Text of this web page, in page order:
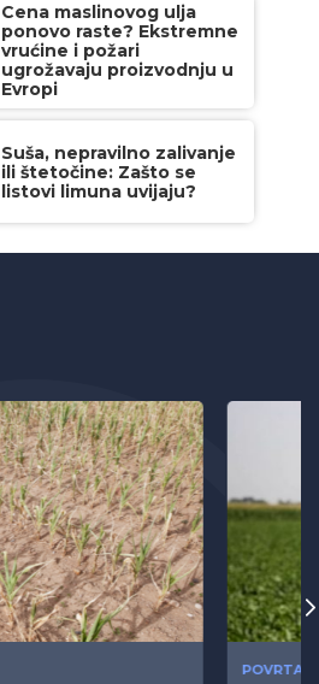
Cena maslinovog ulja
ponovo raste? Ekstremne
vrućine i požari
ugrožavaju proizvodnju u
Evropi
Suša, nepravilno zalivanje
ili štetočine: Zašto se
listovi limuna uvijaju?